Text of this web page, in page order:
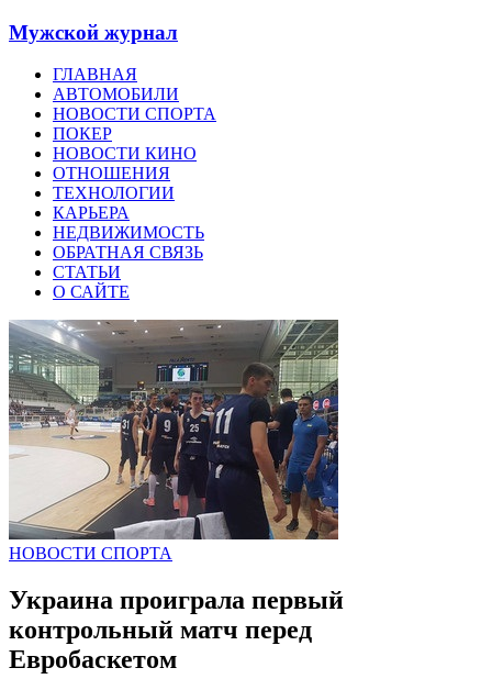
Мужской журнал
ГЛАВНАЯ
АВТОМОБИЛИ
НОВОСТИ СПОРТА
ПОКЕР
НОВОСТИ КИНО
ОТНОШЕНИЯ
ТЕХНОЛОГИИ
КАРЬЕРА
НЕДВИЖИМОСТЬ
ОБРАТНАЯ СВЯЗЬ
СТАТЬИ
О САЙТЕ
НОВОСТИ СПОРТА
Украина проиграла первый
контрольный матч перед
Евробаскетом